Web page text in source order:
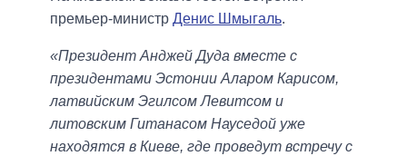
премьер-министр Денис Шмыгаль.
«Президент Анджей Дуда вместе с
президентами Эстонии Аларом Карисом,
латвийским Эгилсом Левитсом и
литовским Гитанасом Науседой уже
находятся в Киеве, где проведут встречу с